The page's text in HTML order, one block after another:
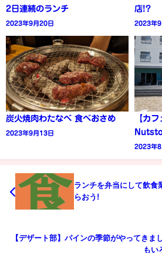
2日連続のランチ
2023年9月20日
店!?
2023年9
炭火焼肉わたなべ 食べおさめ
2023年9月13日
【カ
2023年8
ランチを弁当にして飲食
らおう!
【デザート部】パインの季節がやってき
もい